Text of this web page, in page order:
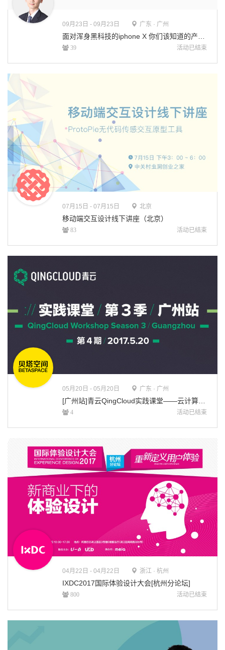
09月23日 - 09月23日 广东 · 广州
39 活动已结束
07月 15日 - 07月15日 北京
移动端交互设计线下讲座（北京）
83 活动已结束
05月20日 - 05月20日 广东 · 广州
4 活动已结束
04月22日 - 04月22日 浙江 · 杭州
IXDC2017国际体验设计大会[杭州分论坛]
800 活动已结束